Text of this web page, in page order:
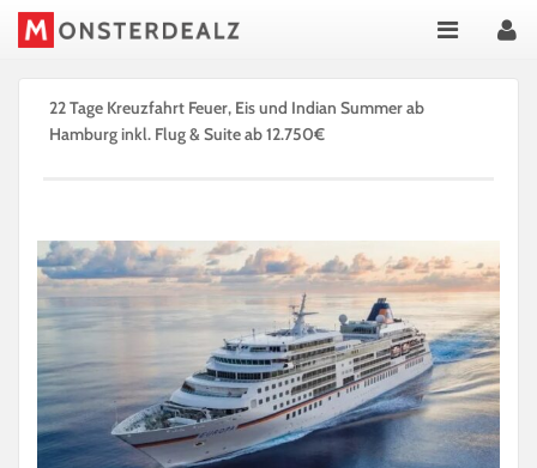
22 Tage Kreuzfahrt Feuer, Eis und Indian Summer ab
Hamburg inkl. Flug & Suite ab 12.750€